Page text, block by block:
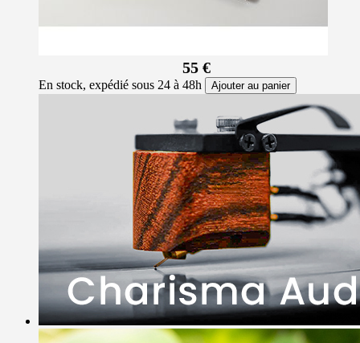
55 €
En stock, expédié sous 24 à 48h Ajouter au panier